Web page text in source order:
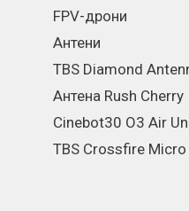
FPV-дрони
Антени
TBS Diamond
Антена Rush Cherry
Cinebot30 O3 Air
TBS Crossfire Micro